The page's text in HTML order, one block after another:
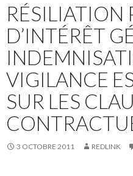
RÉSILIATION
D’INTÉRÊT
VIGILANCE
SUR LES
3 OCTOBRE 2011 REDLINK